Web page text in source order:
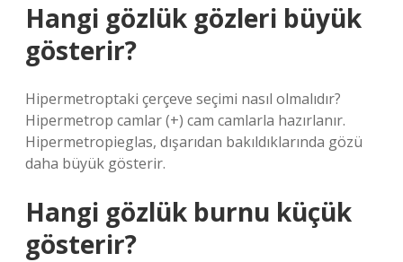
Hangi gözlük gözleri büyük
gösterir?
Hipermetroptaki çerçeve seçimi nasıl olmalıdır?
Hipermetrop camlar (+) cam camlarla hazırlanır.
Hipermetropieglas, dışarıdan bakıldıklarında gözü
daha büyük gösterir.
Hangi gözlük burnu küçük
gösterir?